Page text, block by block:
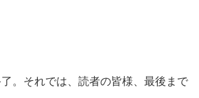
。それでは、読者の皆様、最後まで